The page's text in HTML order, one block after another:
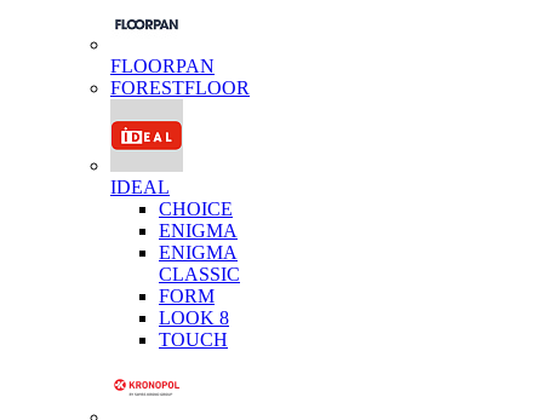
FLOORPAN
FORESTFLOOR
IDEAL
CHOICE
ENIGMA
ENIGMA
CLASSIC
FORM
LOOK 8
TOUCH